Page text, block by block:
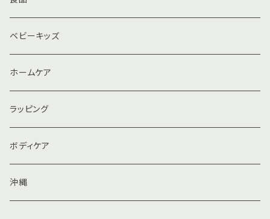
キーリング
ビーチサンダル
ベビーキッズ
ホームケア
ラッピング
ボディケア
沖縄